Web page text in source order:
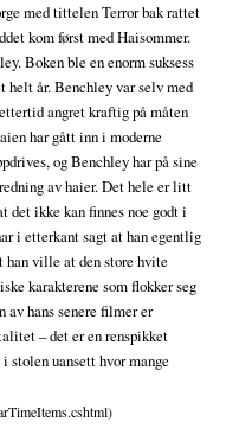
med tittelen Terror bak rattet
kom først med Haisommer.
Boken ble en enorm suksess
helt år. Benchley var selv med
angret kraftig på måten
har gått inn i moderne
og Benchley har på sine
av haier. Det hele er litt
det ikke kan finnes noe godt i
i etterkant sagt at han egentlig
han ville at den store hvite
karakterene som flokker seg
hans senere filmer er
– det er en renspikket
uansett hvor mange